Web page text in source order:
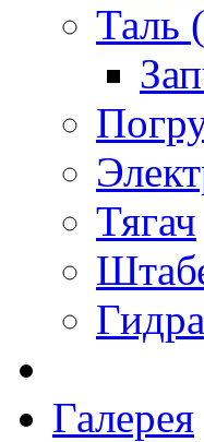
Таль
Тягач
Галерея